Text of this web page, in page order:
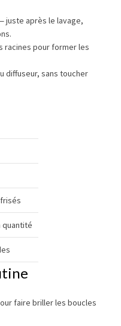
juste après le lavage,
racines pour former les
diffuseur, sans toucher
quantité
faire briller les boucles